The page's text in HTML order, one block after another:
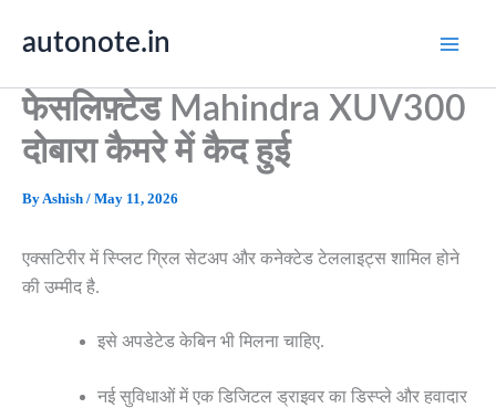
autonote.in
फेसलिफ़्टेड Mahindra XUV300
दोबारा कैमरे में कैद हुई
ByAshish / May 11, 2026
एक्सटिरीर में स्प्लिट ग्रिल सेटअप और कनेक्टेड टेललाइट्स शामिल होने
की उम्मीद है.
इसे अपडेटेड केबिन भी मिलना चाहिए.
नई सुविधाओं में एक डिजिटल ड्राइवर का डिस्प्ले और हवादार